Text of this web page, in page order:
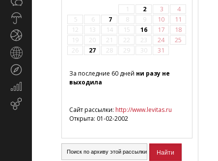
Экономика
маркетинг
1 2 3
4
5
6 7 8 9 10
11
12
13 14 15 16 17
18
19
20 21 22 23 24
25
26
27 28 29 30 31
За последние 60 дней ни разу не
выходила
Сайт рассылки: http://www.levitas.ru
Открыта: 01-02-2002